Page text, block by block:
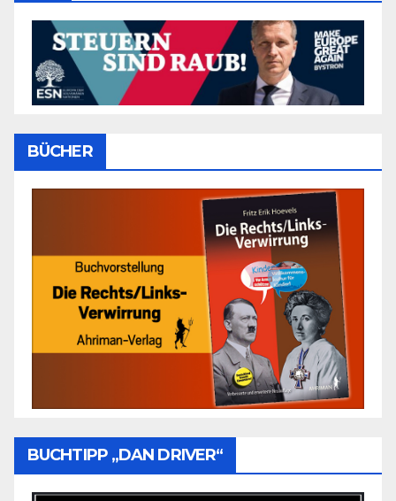
BÜCHER
BUCHTIPP „DAN DRIVER“